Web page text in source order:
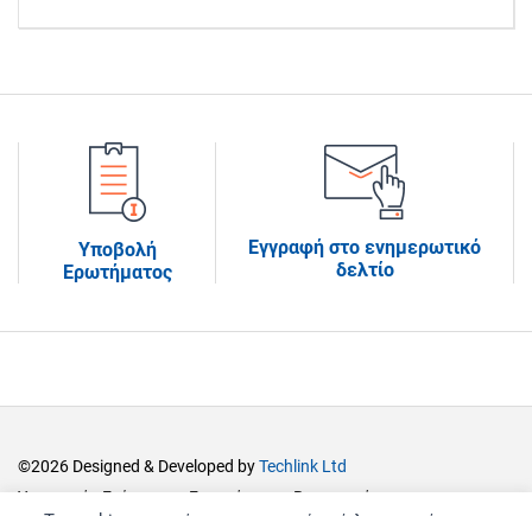
Υποβολή
Ερωτήματος
Εγγραφή στο ενημερωτικό
δελτίο
©2026 Designed & Developed byTechlink Ltd
Υπουργείο Ενέργειας, Εμπορίου και Βιομηχανίας